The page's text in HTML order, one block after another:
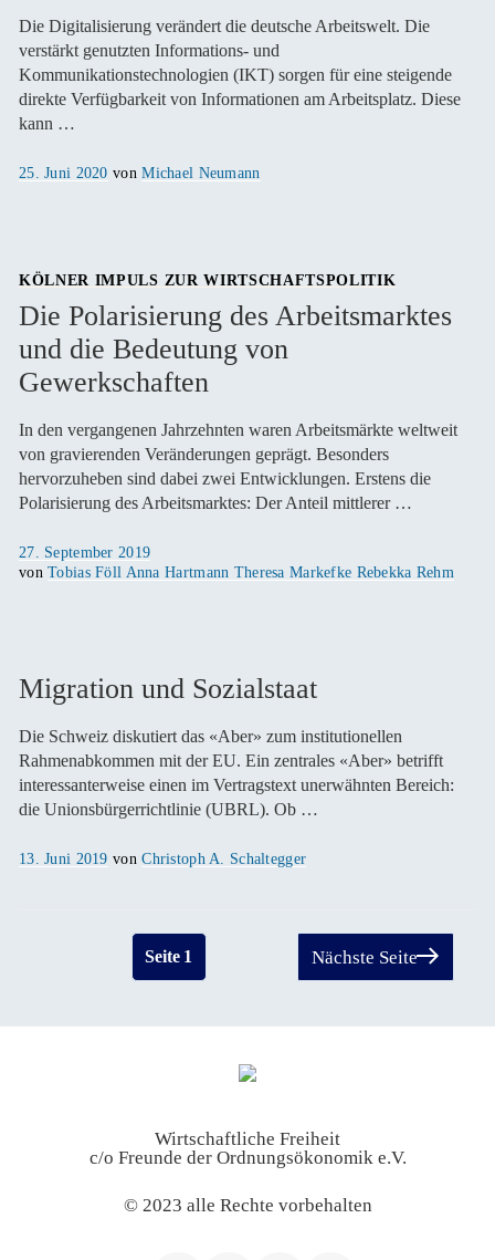
Die Digitalisierung verändert die deutsche Arbeitswelt. Die
verstärkt genutzten Informations- und
Kommunikationstechnologien (IKT) sorgen für eine steigende
direkte Verfügbarkeit von Informationen am Arbeitsplatz. Diese
kann …
Veröffentlicht
25. Juni 2020 vonMichael Neumann
KÖLNER IMPULS ZUR WIRTSCHAFTSPOLITIK
Die Polarisierung des Arbeitsmarktes
und die Bedeutung von
Gewerkschaften
In den vergangenen Jahrzehnten waren Arbeitsmärkte weltweit
von gravierenden Veränderungen geprägt. Besonders
hervorzuheben sind dabei zwei Entwicklungen. Erstens die
Polarisierung des Arbeitsmarktes: Der Anteil mittlerer …
Veröffentlicht
am
27. September 2019
vonTobias Föll Anna Hartmann Theresa Markefke Rebekka Rehm
Migration und Sozialstaat
Die Schweiz diskutiert das «Aber» zum institutionellen
Rahmenabkommen mit der EU. Ein zentrales «Aber» betrifft
interessanterweise einen im Vertragstext unerwähnten Bereich:
die Unionsbürgerrichtlinie (UBRL). Ob …
Veröffentlicht
13. Juni 2019 vonChristoph A. Schaltegger
Seitennummerierung
Seite1 Nächste Seite
Wirtschaftliche Freiheit
c/o Freunde der Ordnungsökonomik e.V.
© 2023 alle Rechte vorbehalten